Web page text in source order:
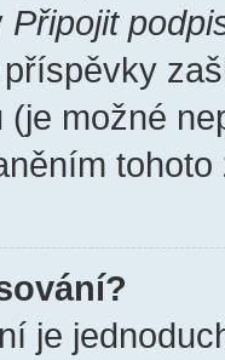
Připojit
možné
je